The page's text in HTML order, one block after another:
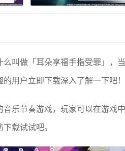
么叫做「耳朵享福手指受罪」
用户立即下载深入了解一下吧！
乐节奏游戏，玩家可以在游戏
载试试吧。